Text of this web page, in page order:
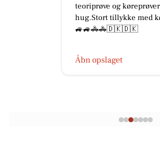
teoriprøve og
hug.Stort tillykke med
🚙🚙🚓🚓🇩🇰🇩🇰
Åbn opslaget